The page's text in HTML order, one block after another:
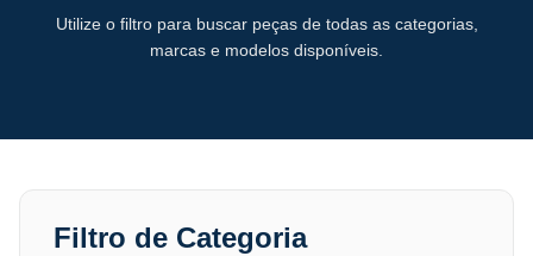
Utilize o filtro para buscar peças de todas as categorias,
marcas e modelos disponíveis.
Filtro de Categoria